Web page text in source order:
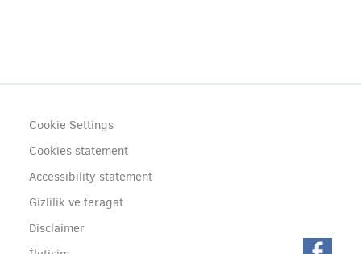
Footer
(menu)
Cookie Settings
Cookies statement
Accessibility statement
Gizlilik ve feragat
Disclaimer